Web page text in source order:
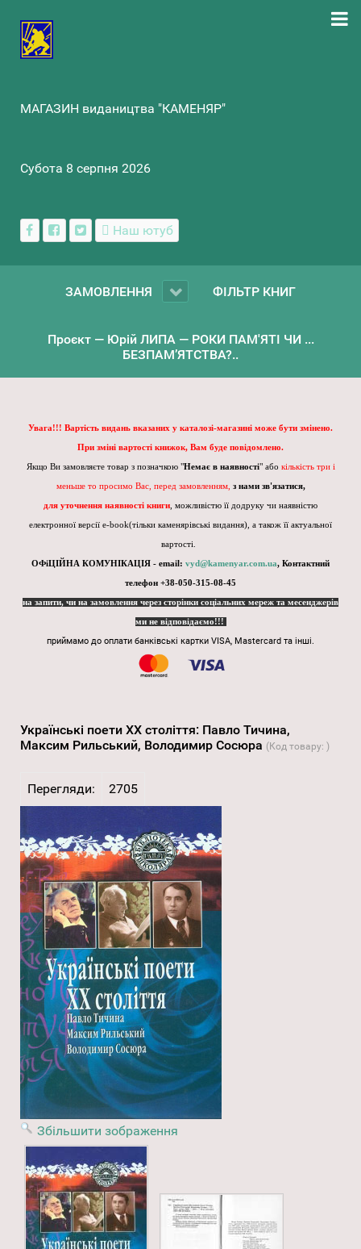
МАГАЗИН видаництва "КАМЕНЯР"
Субота 8 серпня 2026
Наш ютуб
ЗАМОВЛЕННЯ ФІЛЬТР КНИГ
Проєкт — Юрій ЛИПА — РОКИ ПАМ'ЯТІ ЧИ ...
БЕЗПАМ’ЯТСТВА?..
Увага!!! Вартість видань вказаних у каталозі-магазині може бути змінено.
При зміні вартості книжок, Вам буде повідомлено.
Якщо Ви замовляєте товар з позначкою "Немає в наявності" або кількість три і
меньше то просимо Вас, перед замовленням, з нами зв'язатися,
для уточнення наявності книги , можливістю її додруку чи наявністю
електронної версії e-book(тільки каменярівські видання), а також її актуальної
вартості.
ОФіЦІЙНА КОМУНІКАЦІЯ - email: vyd@kamenyar.com.ua, Контактний
телефон +38-050-315-08-45
на запити, чи на замовлення через сторінки соціальних мереж та месенджерів
ми не відповідаємо!!!
приймамо до оплати банківські картки VISA, Mastercard та інші.
Українські поети XX століття: Павло Тичина,
Максим Рильський, Володимир Сосюра (Код товару: )
Перегляди: 2705
Збільшити зображення